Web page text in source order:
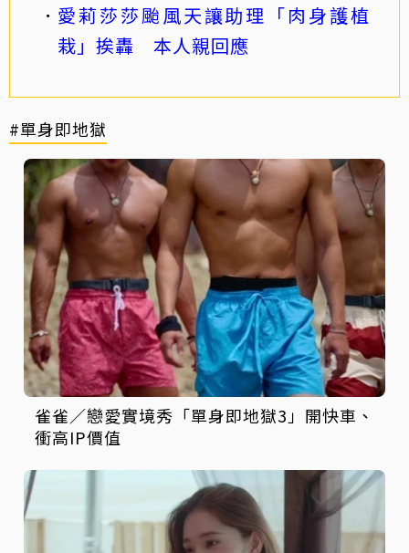
愛莉莎莎颱風天讓助理「肉身護植
栽」挨轟 本人親回應
#單身即地獄
雀雀／戀愛實境秀「單身即地獄3」開快車、
衝高IP價值